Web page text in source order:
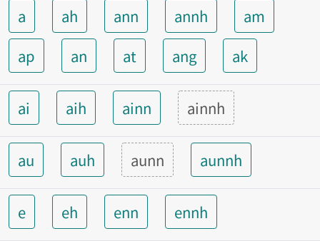
a ah ann annh
am
ap
an at ang ak
ai aih ainn ainnh
au auh aunn aunnh
e eh enn ennh